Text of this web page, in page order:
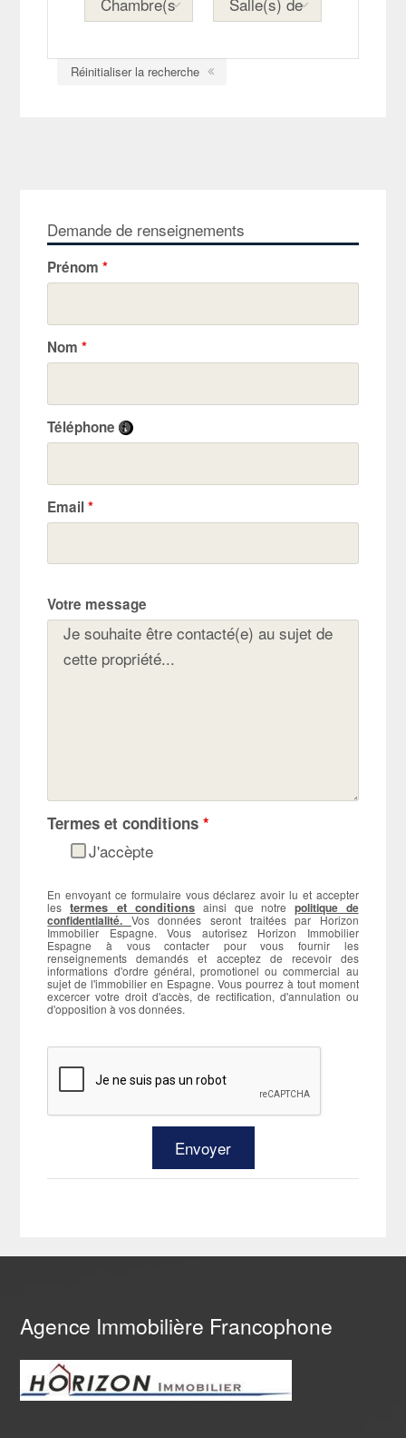
Réinitialiser la recherche
Demande de renseignements
Prénom*
Nom*
Téléphone
Email*
Votre message
Termes et conditions*
J'accèpte
En envoyant ce formulaire vous déclarez avoir lu et accepter
lestermes et conditions ainsi que notre politique de
confidentialité. Vos données seront traitées par Horizon
Immobilier Espagne. Vous autorisez Horizon Immobilier
Espagne à vous contacter pour vous fournir les
renseignements demandés et acceptez de recevoir des
informations d'ordre général, promotionel ou commercial au
sujet de l'immobilier en Espagne. Vous pourrez à tout moment
excercer votre droit d'accès, de rectification, d'annulation ou
d'opposition à vos données.
Agence Immobilière Francophone